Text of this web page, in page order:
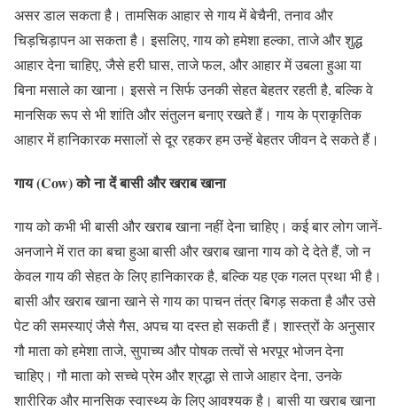
असर डाल सकता है। तामसिक आहार से गाय में बेचैनी, तनाव और
चिड़चिड़ापन आ सकता है। इसलिए, गाय को हमेशा हल्का, ताजे और शुद्ध
आहार देना चाहिए, जैसे हरी घास, ताजे फल, और आहार में उबला हुआ या
बिना मसाले का खाना। इससे न सिर्फ उनकी सेहत बेहतर रहती है, बल्कि वे
मानसिक रूप से भी शांति और संतुलन बनाए रखते हैं। गाय के प्राकृतिक
आहार में हानिकारक मसालों से दूर रहकर हम उन्हें बेहतर जीवन दे सकते हैं।
गाय (Cow) को ना दें बासी और खराब खाना
गाय को कभी भी बासी और खराब खाना नहीं देना चाहिए। कई बार लोग जानें-
अनजाने में रात का बचा हुआ बासी और खराब खाना गाय को दे देते हैं, जो न
केवल गाय की सेहत के लिए हानिकारक है, बल्कि यह एक गलत प्रथा भी है।
बासी और खराब खाना खाने से गाय का पाचन तंत्र बिगड़ सकता है और उसे
पेट की समस्याएं जैसे गैस, अपच या दस्त हो सकती हैं। शास्त्रों के अनुसार
गौ माता को हमेशा ताजे, सुपाच्य और पोषक तत्वों से भरपूर भोजन देना
चाहिए। गौ माता को सच्चे प्रेम और श्रद्धा से ताजे आहार देना, उनके
शारीरिक और मानसिक स्वास्थ्य के लिए आवश्यक है। बासी या खराब खाना